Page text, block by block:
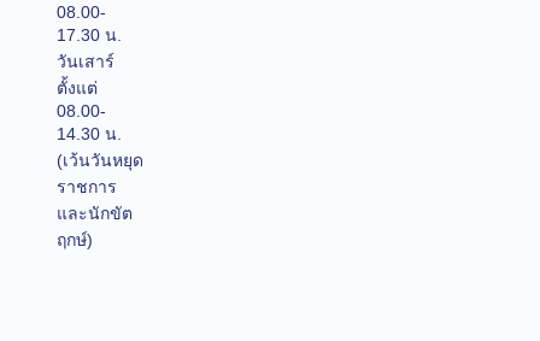
08.00-
17.30 น.
วันเสาร์
ตั้งแต่
08.00-
14.30 น.
(เว้นวันหยุด
ราชการ
และนักขัต
ฤกษ์)